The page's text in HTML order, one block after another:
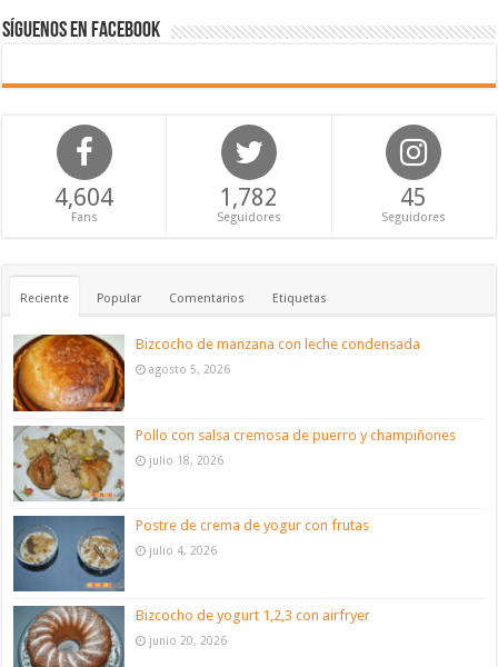
Síguenos en Facebook
4,604
Fans
1,782
Seguidores
45
Seguidores
Reciente Popular Comentarios Etiquetas
Bizcocho de manzana con leche condensada
agosto 5, 2026
Pollo con salsa cremosa de puerro y champiñones
julio 18, 2026
Postre de crema de yogur con frutas
julio 4, 2026
Bizcocho de yogurt 1,2,3 con airfryer
junio 20, 2026